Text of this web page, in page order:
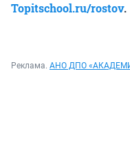
Topitschool.ru/rostov.
Реклама. АНО ДПО